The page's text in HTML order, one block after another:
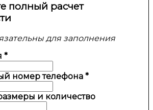
полный расчет
для заполнения
*
номер телефона *
и количество